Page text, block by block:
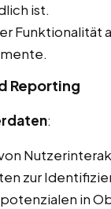
ist.
Funktionalität
Reporting
:
zur
in